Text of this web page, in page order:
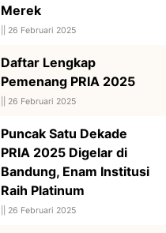
Merek
26 Februari 2025
Daftar Lengkap
Pemenang PRIA 2025
26 Februari 2025
Puncak Satu Dekade
PRIA 2025 Digelar di
Bandung, Enam Institusi
Raih Platinum
26 Februari 2025